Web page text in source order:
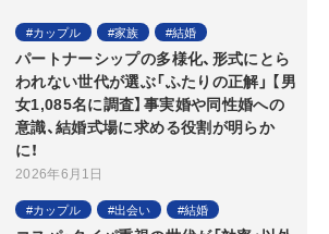
カップル 家族 結婚
パートナーシップの多様化、形式にとら
われない世代が選ぶ「ふたりの正解」 【男
女1,085名に調査】事実婚や同性婚への
意識、結婚式場に求める役割が明らか
に！
2026年6月1日
カップル 出会い 結婚